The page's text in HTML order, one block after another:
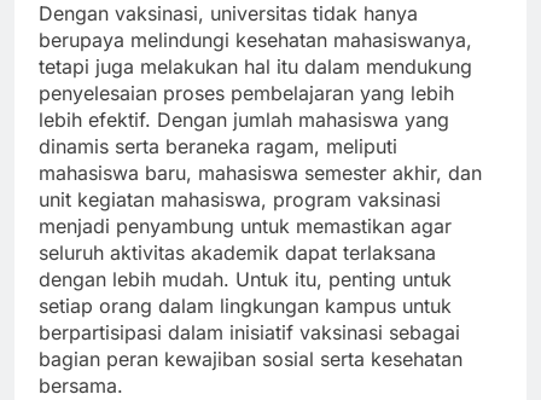
Dengan vaksinasi, universitas tidak hanya
berupaya melindungi kesehatan mahasiswanya,
tetapi juga melakukan hal itu dalam mendukung
penyelesaian proses pembelajaran yang lebih
lebih efektif. Dengan jumlah mahasiswa yang
dinamis serta beraneka ragam, meliputi
mahasiswa baru, mahasiswa semester akhir, dan
unit kegiatan mahasiswa, program vaksinasi
menjadi penyambung untuk memastikan agar
seluruh aktivitas akademik dapat terlaksana
dengan lebih mudah. Untuk itu, penting untuk
setiap orang dalam lingkungan kampus untuk
berpartisipasi dalam inisiatif vaksinasi sebagai
bagian peran kewajiban sosial serta kesehatan
bersama.